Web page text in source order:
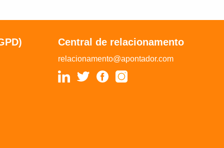
Central de relacionamento
relacionamento@apontador.com